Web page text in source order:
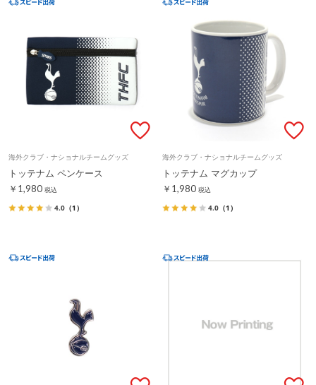
海外クラブ・ナショナルチームグッズ
トッテナム ペンケース
￥1,980 税込
4.0 （1）
海外クラブ・ナショナルチームグッズ
トッテナム マグカップ
￥1,980 税込
4.0 （1）